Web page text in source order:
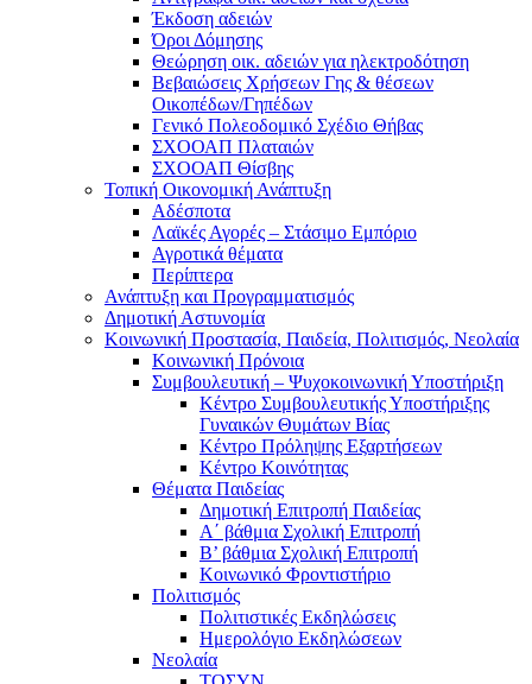
Έκδοση αδειών
Όροι Δόμησης
Θεώρηση οικ. αδειών για ηλεκτροδότηση
Βεβαιώσεις Χρήσεων Γης & θέσεων
Οικοπέδων/Γηπέδων
Γενικό Πολεοδομικό Σχέδιο Θήβας
ΣΧΟΟΑΠ Πλαταιών
ΣΧΟΟΑΠ Θίσβης
Τοπική Οικονομική Ανάπτυξη
Αδέσποτα
Λαϊκές Αγορές – Στάσιμο Εμπόριο
Αγροτικά θέματα
Περίπτερα
Ανάπτυξη και Προγραμματισμός
Δημοτική Αστυνομία
Κοινωνική Προστασία, Παιδεία, Πολιτισμός, Νεολαία
Κοινωνική Πρόνοια
Συμβουλευτική – Ψυχοκοινωνική Υποστήριξη
Κέντρο Συμβουλευτικής Υποστήριξης
Γυναικών Θυμάτων Βίας
Κέντρο Πρόληψης Εξαρτήσεων
Κέντρο Κοινότητας
Θέματα Παιδείας
Δημοτική Επιτροπή Παιδείας
Α΄ βάθμια Σχολική Επιτροπή
B’ βάθμια Σχολική Επιτροπή
Κοινωνικό Φροντιστήριο
Πολιτισμός
Πολιτιστικές Εκδηλώσεις
Ημερολόγιο Εκδηλώσεων
Νεολαία